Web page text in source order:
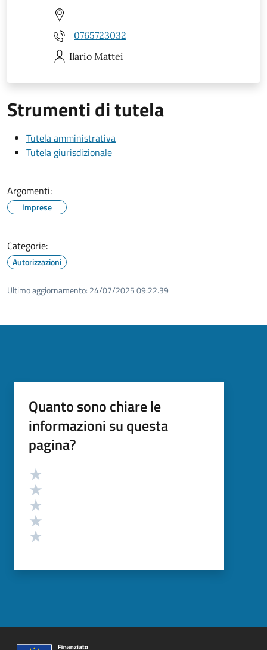
0765723032
Ilario Mattei
Strumenti di tutela
Tutela amministrativa
Tutela giurisdizionale
Argomenti:
Imprese
Categorie:
Autorizzazioni
Ultimo aggiornamento: 24/07/2025 09:22.39
Quanto sono chiare le
informazioni su questa
pagina?
Valutazione